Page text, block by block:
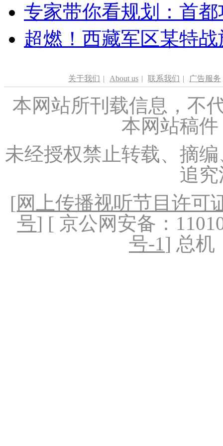
专家带你看规划：首
超燃！西藏军区某特
关于我们 | About us | 联系我们 | 广告服务
本网站所刊载信息，不
本网站稿
未经授权禁止转载、摘
追
[网上传播视听节目许可
号] [ 京公网安备：
号-1] 总机